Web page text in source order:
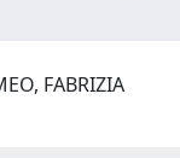
FABRIZIA